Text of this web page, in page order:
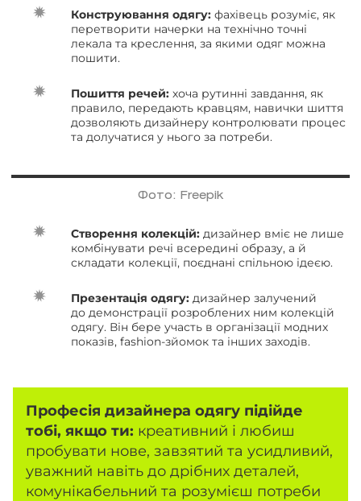
Конструювання одягу: фахівець розуміє, як
перетворити начерки на технічно точні
лекала та креслення, за якими одяг можна
пошити.
Пошиття речей: хоча рутинні завдання, як
правило, передають кравцям, навички шиття
дозволяють дизайнеру контролювати процес
та долучатися у нього за потреби.
Фото: Freepik
Створення колекцій: дизайнер вміє не лише
комбінувати речі всередині образу, а й
складати колекції, поєднані спільною ідеєю.
Презентація одягу: дизайнер залучений
до демонстрації розроблених ним колекцій
одягу. Він бере участь в організації модних
показів, fashion-зйомок та інших заходів.
Професія дизайнера одягу підійде
тобі, якщо ти: креативний і любиш
пробувати нове, завзятий та усидливий,
уважний навіть до дрібних деталей,
комунікабельний та розумієш потреби